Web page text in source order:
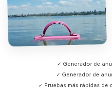
✓ Generador de
✓ Generador de
✓ Pruebas más rápidas de